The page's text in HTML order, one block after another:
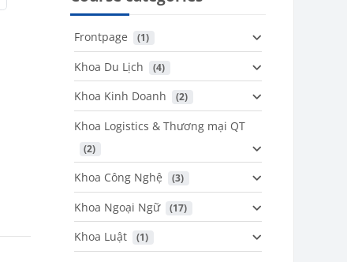
Frontpage (1)
Khoa Du Lịch (4)
Khoa Kinh Doanh (2)
Khoa Logistics & Thương mại QT
(2)
Khoa Công Nghệ (3)
Khoa Ngoại Ngữ (17)
Khoa Luật (1)